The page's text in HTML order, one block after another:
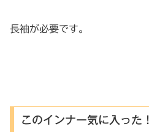
長袖が必要です。
このインナー気に入った！